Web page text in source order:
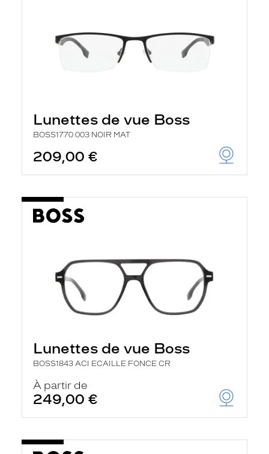
Lunettes de vue Boss
BOSS1770 003 NOIR MAT
209,00 €
Lunettes de vue Boss
BOSS1843 ACI ECAILLE FONCE CR
À partir de
249,00 €